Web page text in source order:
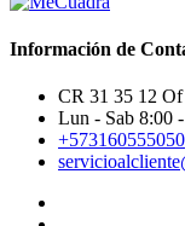
Información de
CR 31 35 12
Lun - Sab 8:00
+573160555050